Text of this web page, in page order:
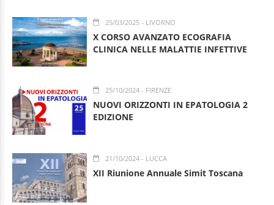
25/03/2025 - LIVORNO
X CORSO AVANZATO ECOGRAFIA
CLINICA NELLE MALATTIE INFETTIVE
25/10/2024 - FIRENZE
NUOVI ORIZZONTI IN EPATOLOGIA 2
EDIZIONE
21/10/2024 - LUCCA
XII Riunione Annuale Simit Toscana